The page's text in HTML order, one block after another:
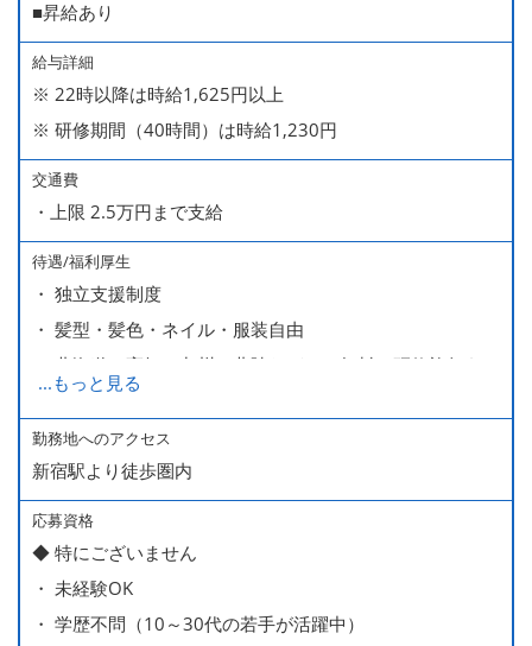
■昇給あり
給与詳細
※ 22時以降は時給1,625円以上
※ 研修期間（40時間）は時給1,230円
交通費
・上限 2.5万円まで支給
待遇/福利厚生
・ 独立支援制度
・ 髪型・髪色・ネイル・服装自由
・ 北海道や高知、九州、北陸などへの無料の研修旅行あり
ます
・ 無料の美味しい まかない食 あり
...もっと見る
勤務地へのアクセス
新宿駅より徒歩圏内
応募資格
◆ 特にございません
・ 未経験OK
・ 学歴不問（10～30代の若手が活躍中）